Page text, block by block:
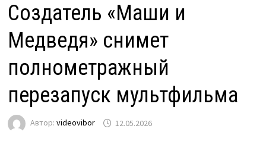
Создатель «Маши и
Медведя» снимет
полнометражный
перезапуск мультфильма
Автор: videovibor 12.05.2026